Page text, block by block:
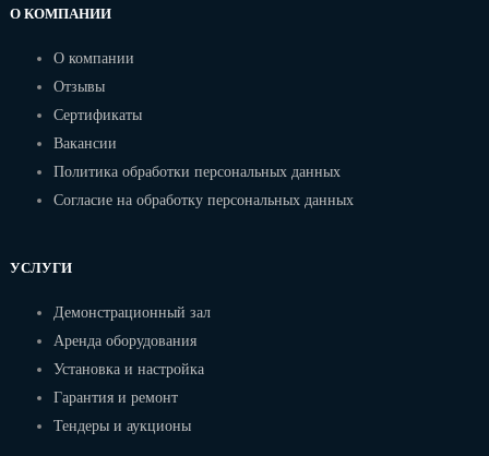
О КОМПАНИИ
О компании
Отзывы
Сертификаты
Вакансии
Политика обработки персональных данных
Согласие на обработку персональных данных
УСЛУГИ
Демонстрационный зал
Аренда оборудования
Установка и настройка
Гарантия и ремонт
Тендеры и аукционы